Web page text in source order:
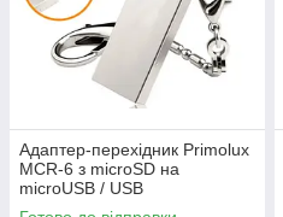
Адаптер-перехідник Primolux
MCR-6 з microSD на
microUSB / USB